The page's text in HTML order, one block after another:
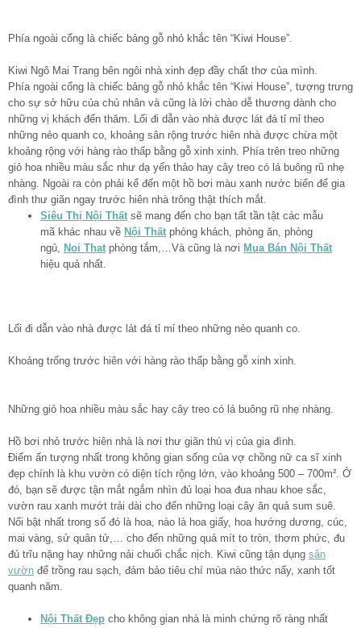
Phía ngoài cổng là chiếc bảng gỗ nhỏ khắc tên “Kiwi House”.
Kiwi Ngô Mai Trang bên ngôi nhà xinh đẹp đầy chất thơ của mình.
Phía ngoài cổng là chiếc bảng gỗ nhỏ khắc tên “Kiwi House”, tượng trưng
cho sự sở hữu của chủ nhân và cũng là lời chào dễ thương dành cho
những vị khách đến thăm. Lối đi dẫn vào nhà được lát đá tỉ mỉ theo
những nẻo quanh co, khoảng sân rộng trước hiên nhà được chừa một
khoảng rộng với hàng rào thấp bằng gỗ xinh xinh. Phía trên treo những
giỏ hoa nhiều màu sắc như dạ yến thảo hay cây treo có lá buông rũ nhẹ
nhàng. Ngoài ra còn phải kể đến một hồ bơi màu xanh nước biển để gia
đình thư giãn ngay trước hiên nhà trông thật thích mắt.
Siêu Thị Nội Thất sẽ mang đến cho bạn tất tần tật các mẫu
mã khác nhau về Nội Thất phòng khách, phòng ăn, phòng
ngủ, Noi That phòng tắm,…Và cũng là nơi Mua Bán Nội Thất
hiệu quả nhất.
Lối đi dẫn vào nhà được lát đá tỉ mỉ theo những nẻo quanh co.
Khoảng trống trước hiên với hàng rào thấp bằng gỗ xinh xinh.
Những giỏ hoa nhiều màu sắc hay cây treo có lá buông rũ nhẹ nhàng.
Hồ bơi nhỏ trước hiên nhà là nơi thư giãn thú vị của gia đình.
Điểm ấn tượng nhất trong không gian sống của vợ chồng nữ ca sĩ xinh
đẹp chính là khu vườn có diện tích rộng lớn, vào khoảng 500 – 700m². Ở
đó, bạn sẽ được tận mắt ngắm nhìn đủ loại hoa đua nhau khoe sắc,
vườn rau xanh mướt trải dài cho đến những loại cây ăn quả sum suê.
Nổi bật nhất trong số đó là hoa, nào là hoa giấy, hoa hướng dương, cúc,
mai vàng, sử quân tử,… cho đến những quả mít to tròn, thơm phức, đu
đủ trĩu nặng hay những nải chuối chắc nịch. Kiwi cũng tận dụng sân
vườn để trồng rau sạch, đảm bảo tiêu chí mùa nào thức nấy, xanh tốt
quanh năm.
Nội Thất Đẹp cho không gian nhà là minh chứng rõ ràng nhất